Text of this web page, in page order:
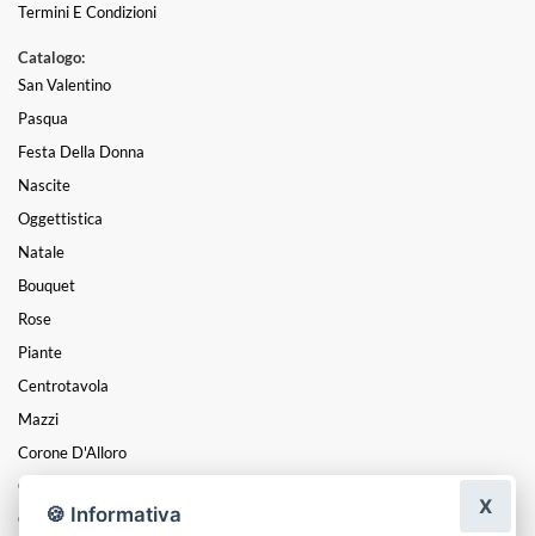
Termini E Condizioni
Catalogo:
San Valentino
Pasqua
Festa Della Donna
Nascite
Oggettistica
Natale
Bouquet
Rose
Piante
Centrotavola
Mazzi
Corone D'Alloro
Composizioni
Cesti🍪 Informativa X